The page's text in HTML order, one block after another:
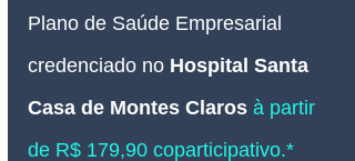
Plano de Saúde Empresarial
credenciado no Hospital Santa
Casa de Montes Claros à partir
de R$ 179,90 coparticipativo.*